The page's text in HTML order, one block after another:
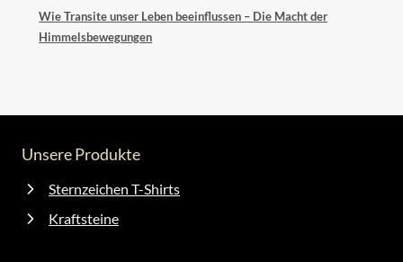
Wie Transite unser Leben beeinflussen – Die Macht der
Himmelsbewegungen
Unsere Produkte
Sternzeichen T-Shirts
Kraftsteine